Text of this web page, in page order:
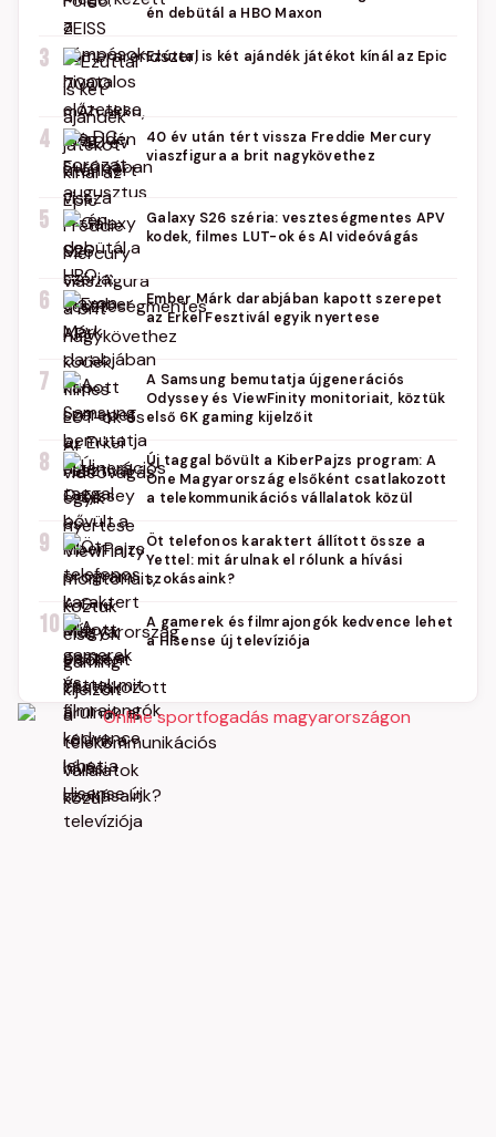
én debütál a HBO Maxon
3 Ezúttal is két ajándék játékot kínál az Epic
4
40 év után tért vissza Freddie Mercury
viaszfigura a brit nagykövethez
5
Galaxy S26 széria: veszteségmentes APV
kodek, filmes LUT-ok és AI videóvágás
6
Ember Márk darabjában kapott szerepet
az Erkel Fesztivál egyik nyertese
7
A Samsung bemutatja újgenerációs
Odyssey és ViewFinity monitoriait, köztük
első 6K gaming kijelzőit
8
Új taggal bővült a KiberPajzs program: A
One Magyarország elsőként csatlakozott
a telekommunikációs vállalatok közül
9
Öt telefonos karaktert állított össze a
Yettel: mit árulnak el rólunk a hívási
szokásaink?
10
A gamerek és filmrajongók kedvence lehet
a Hisense új televíziója